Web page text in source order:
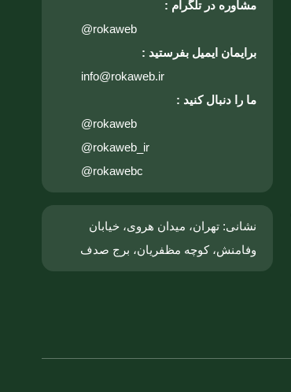
مشاوره در تلگرام :
@rokaweb
برایمان ایمیل بفرستید :
info@rokaweb.ir
ما را دنبال کنید :
@rokaweb
@rokaweb_ir
@rokawebc
نشانی: تهران، میدان هروی، خیابان
وفامنش، کوچه مظفریان، برج صدف